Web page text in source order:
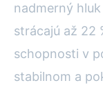
nadmerný
strácajú až 22
schopnosti v
stabilnom a